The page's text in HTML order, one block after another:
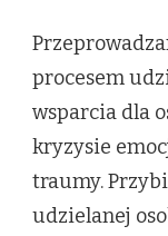
procesem
wsparcia dla
kryzysie
traumy.
udzielanej